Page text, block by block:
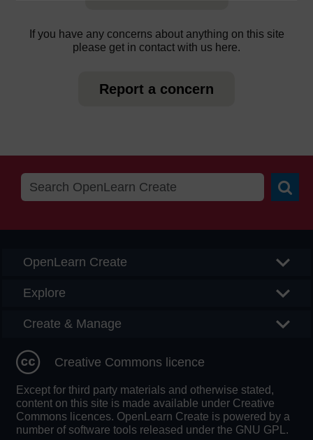
If you have any concerns about anything on this site
please get in contact with us here.
Report a concern
OpenLearn Create
Explore
Create & Manage
Creative Commons licence
Except for third party materials and otherwise stated,
content on this site is made available under Creative
Commons licences. OpenLearn Create is powered by a
number of software tools released under the GNU GPL.